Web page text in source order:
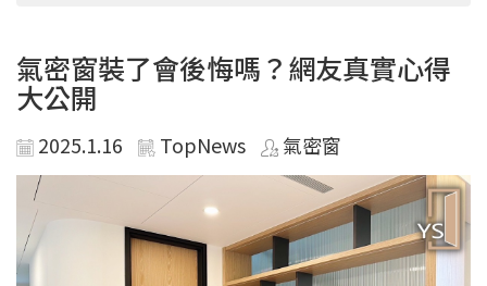
氣密窗裝了會後悔嗎？網友真實心得
大公開
2025.1.16 TopNews 氣密窗